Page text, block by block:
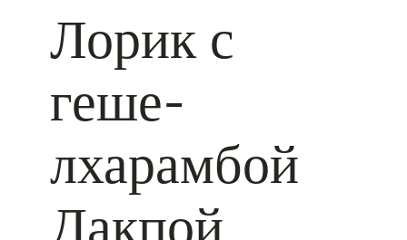
Лорик с
геше-
лхарамбой
Дакпой